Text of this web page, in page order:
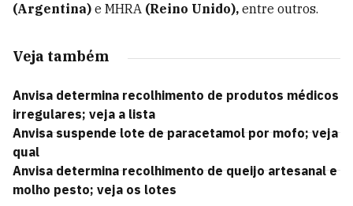
(Argentina) e MHRA (Reino Unido), entre outros.
Veja também
Anvisa determina recolhimento de produtos médicos
irregulares; veja a lista
Anvisa suspende lote de paracetamol por mofo; veja
qual
Anvisa determina recolhimento de queijo artesanal e
molho pesto; veja os lotes